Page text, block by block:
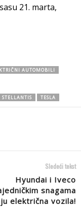
21. marta,
AUTOMOBILI
STELLANTIS TESLA
Sledeći tekst
Hyundai i Iveco
snagama
električna vozila!